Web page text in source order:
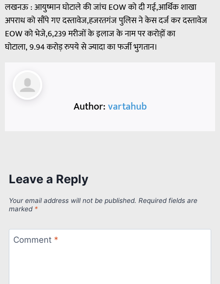
लखनऊ : आयुष्मान घोटाले की जांच EOW को दी गई,आर्थिक शाखा
अपराध को सौंपे गए दस्तावेज,हजरतगंज पुलिस ने केस दर्ज कर दस्तावेज
EOW को भेजे,6,239 मरीजों के इलाज के नाम पर करोड़ों का
घोटाला, 9.94 करोड़ रुपये से ज्यादा का फर्जी भुगतान।
Author:vartahub
Leave a Reply
Your email address will not be published. Required fields are
marked *
Comment *